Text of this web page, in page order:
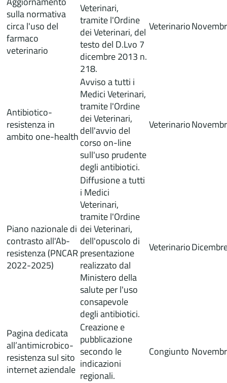
sulla normativa
circa l'uso del
farmaco
veterinario
Veterinari,
tramite l'Ordine
dei Veterinari, del
testo del D.Lvo 7
dicembre 2013 n.
218.
Veterinario
Antibiotico-
resistenza in
ambito one-health
Avviso a tutti i
Medici Veterinari,
tramite l'Ordine
dei Veterinari,
dell'avvio del
corso on-line
sull'uso prudente
degli antibiotici.
Veterinario
Piano nazionale di
contrasto all'Ab-
resistenza (PNCAR
2022-2025)
Diffusione a tutti
i Medici
Veterinari,
tramite l'Ordine
dei Veterinari,
dell'opuscolo di
presentazione
realizzato dal
Ministero della
salute per l'uso
consapevole
degli antibiotici.
Veterinario
Pagina dedicata
all’antimicrobico-
resistenza sul sito
internet aziendale
Creazione e
pubblicazione
secondo le
indicazioni
regionali.
Congiunto